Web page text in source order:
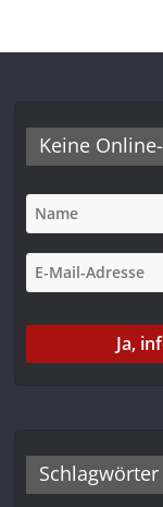
Keine
Schlagwörter